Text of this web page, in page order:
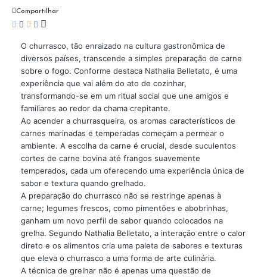
Compartilhar
O churrasco, tão enraizado na cultura gastronômica de
diversos países, transcende a simples preparação de carne
sobre o fogo. Conforme destaca Nathalia Belletato, é uma
experiência que vai além do ato de cozinhar,
transformando-se em um ritual social que une amigos e
familiares ao redor da chama crepitante.
Ao acender a churrasqueira, os aromas característicos de
carnes marinadas e temperadas começam a permear o
ambiente. A escolha da carne é crucial, desde suculentos
cortes de carne bovina até frangos suavemente
temperados, cada um oferecendo uma experiência única de
sabor e textura quando grelhado.
A preparação do churrasco não se restringe apenas à
carne; legumes frescos, como pimentões e abobrinhas,
ganham um novo perfil de sabor quando colocados na
grelha. Segundo Nathalia Belletato, a interação entre o calor
direto e os alimentos cria uma paleta de sabores e texturas
que eleva o churrasco a uma forma de arte culinária.
A técnica de grelhar não é apenas uma questão de